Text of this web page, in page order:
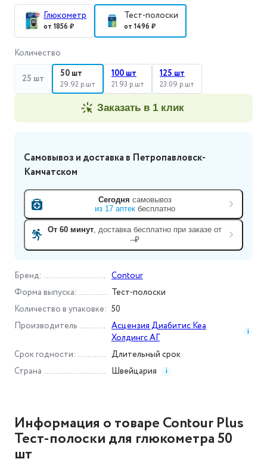
Бренд :
Contour
Форма выпуска :
Тест-полоски
Количество в упаковке :
50
Производитель
Асцензия Диабитис Кеа
Холдингс АГ
i
Срок годности :
Длительный срок
Страна
Швейцария i
Глюкометр
от 1856 ₽
Тест-полоски
от 1496 ₽
Количество
25 шт
50 шт
29.92 р.шт
100 шт
21.93 р.шт
125 шт
23.09 р.шт
заказать в 1 клик
Самовывоз и доставка в Петропавловск-
Камчатском
Сегодня самовывоз
из 17 аптекбесплатно
От 60 минут , доставка бесплатно при заказе от
--₽
Информация о товаре Contour Plus
Тест-полоски для глюкометра 50
шт